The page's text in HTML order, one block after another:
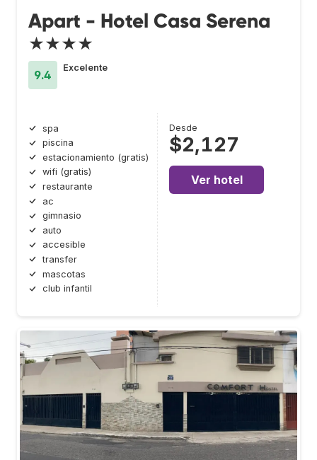
Apart - Hotel Casa Serena
★★★★
9.4
Excelente
spa
piscina
estacionamiento (gratis)
wifi (gratis)
restaurante
ac
gimnasio
auto
accesible
transfer
mascotas
club infantil
Desde
$2,127
Ver hotel